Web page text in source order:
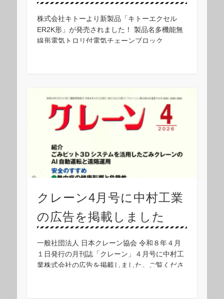
株式会社キトーより新製品「キトーエクセル
ER2K形」が発売されました！ 製品名多機能無
線形電気トロリ付電気チェーンブロック
クレーン4月号に中村工業
の広告を掲載しました
一般社団法人 日本クレーン協会 令和８年４月
１日発行の月刊誌「クレーン」４月号に中村工
業株式会社の広告を掲載しました。ご覧くださ